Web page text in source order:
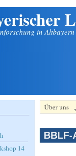
in
Über uns
14